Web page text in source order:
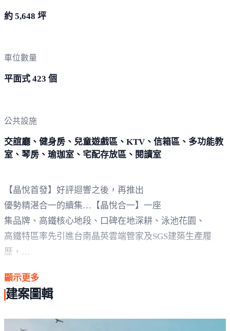
約 5,648 坪
車位數量
平面式 423 個
公共設施
交誼廳、健身房、兒童遊戲區、KTV、信箱區、多功能教
室、琴房、瑜珈室、宅配存放區、閱讀室
【晶悅首發】好評迴響之後，再推出
優勢精湛合一的續集…【晶悅合一】一座
集品牌、高鐵核心地段、口碑在地深耕、泳池花園、
高鐵特區率先引進台南晶英雲端管家及SGS建築生產履
歷，
領潮台南高鐵的完美城市綠洲新天地。
# 我們以【晶悅合一】命名， 以「尖端進化、全能造鎭」
並於6月1日正式公開銷售，燦耀登場!
顯示更多
建案圖輯